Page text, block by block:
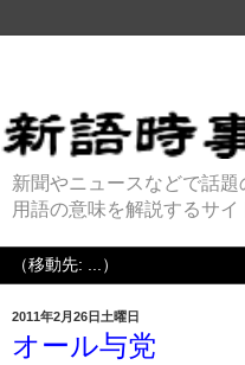
新聞やニュースなどで話
用語の意味を解説するサイ
2011年2月26日土曜日
オール与党